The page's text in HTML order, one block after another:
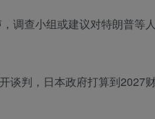
调查小组或建议对特朗普等
谈判，日本政府打算到2027